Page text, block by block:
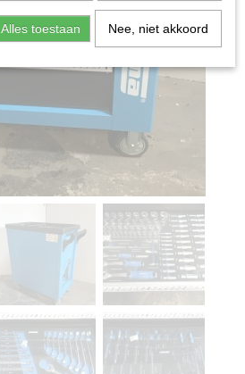
Alles toestaan Nee, niet akkoord